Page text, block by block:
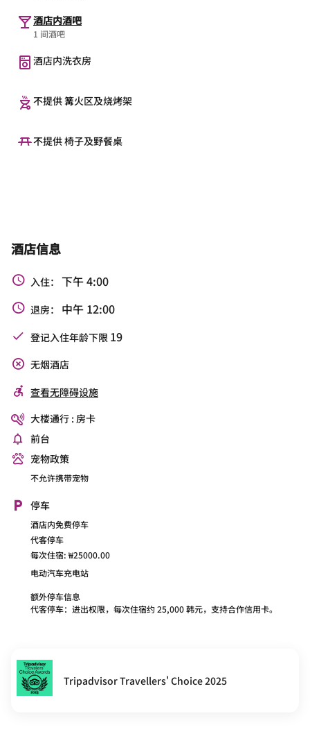
酒店内酒吧
1 间酒吧
酒店内洗衣房
不提供 篝火区及烧烤架
不提供 椅子及野餐桌
酒店信息
入住： 下午 4:00
退房： 中午 12:00
登记入住年龄下限 19
无烟酒店
查看无障碍设施
大楼通行 : 房卡
前台
宠物政策
不允许携带宠物
停车
酒店内免费停车
代客停车
每次住宿: ₩25000.00
电动汽车充电站
额外停车信息
代客停车：进出权限，每次住宿约 25,000 韩元，支持合作信用卡。
Tripadvisor Travellers' Choice 2025